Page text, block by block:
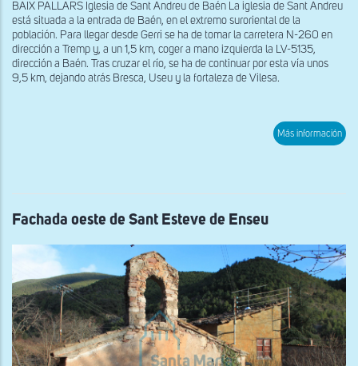
BAIX PALLARS Iglesia de Sant Andreu de Baén La iglesia de Sant Andreu
está situada a la entrada de Baén, en el extremo suroriental de la
población. Para llegar desde Gerri se ha de tomar la carretera N-260 en
dirección a Tremp y, a un 1,5 km, coger a mano izquierda la LV-5135,
dirección a Baén. Tras cruzar el río, se ha de continuar por esta vía unos
9,5 km, dejando atrás Bresca, Useu y la fortaleza de Vilesa.
Más información
Fachada oeste de Sant Esteve de Enseu